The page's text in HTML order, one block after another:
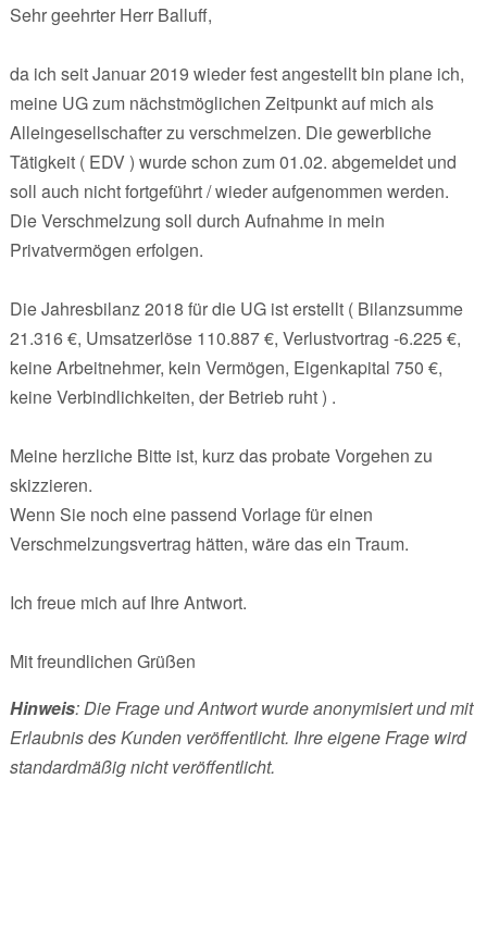
Sehr geehrter Herr Balluff,
da ich seit Januar 2019 wieder fest angestellt bin plane ich,
meine UG zum nächstmöglichen Zeitpunkt auf mich als
Alleingesellschafter zu verschmelzen. Die gewerbliche
Tätigkeit ( EDV ) wurde schon zum 01.02. abgemeldet und
soll auch nicht fortgeführt / wieder aufgenommen werden.
Die Verschmelzung soll durch Aufnahme in mein
Privatvermögen erfolgen.
Die Jahresbilanz 2018 für die UG ist erstellt ( Bilanzsumme
21.316 €, Umsatzerlöse 110.887 €, Verlustvortrag -6.225 €,
keine Arbeitnehmer, kein Vermögen, Eigenkapital 750 €,
keine Verbindlichkeiten, der Betrieb ruht ) .
Meine herzliche Bitte ist, kurz das probate Vorgehen zu
skizzieren.
Wenn Sie noch eine passend Vorlage für einen
Verschmelzungsvertrag hätten, wäre das ein Traum.
Ich freue mich auf Ihre Antwort.
Mit freundlichen Grüßen
Hinweis: Die Frage und Antwort wurde anonymisiert und mit
Erlaubnis des Kunden veröffentlicht. Ihre eigene Frage wird
standardmäßig nicht veröffentlicht.